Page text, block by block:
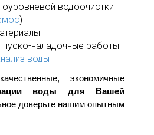
водоочистки
)
наладочные работы
воды
экономичные
воды для Вашей
доверьте нашим опытным